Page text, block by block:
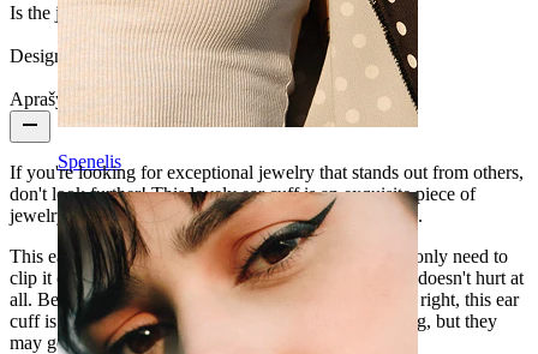
Spenelis
Is the jewelry coated?:Yes, the whole jewelry
Design Height: 23 mm
Aprašymas
If you're looking for exceptional jewelry that stands out from others,
don't look further! This lovely ear cuff is an exquisite piece of
jewelry, with two leaves studded with beautiful stones.
This ear cuff can be used on different parts since you only need to
clip it on the rim of your ear. It's easy to put on, and it doesn't hurt at
all. Besides, it doesn't require any pierced hole. That's right, this ear
cuff is useful for people who don't have an ear piercing, but they
may get one, and want to try one first.